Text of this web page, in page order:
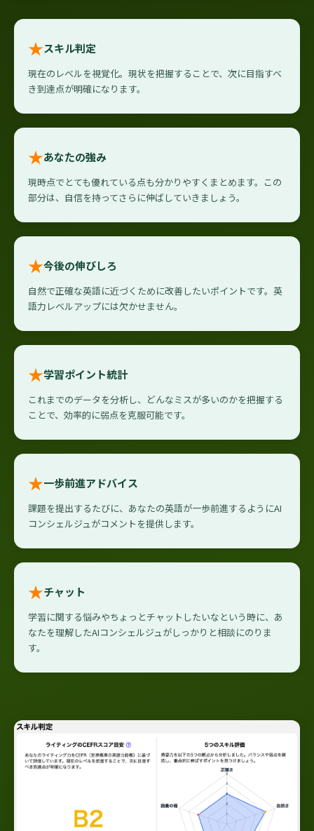
★スキル判定
現在のレベルを視覚化。現状を把握することで、次に目指すべ
き到達点が明確になります。
★あなたの強み
現時点でとても優れている点も分かりやすくまとめます。この
部分は、自信を持ってさらに伸ばしていきましょう。
★今後の伸びしろ
自然で正確な英語に近づくために改善したいポイントです。英
語力レベルアップには欠かせません。
★学習ポイント統計
これまでのデータを分析し、どんなミスが多いのかを把握する
ことで、効率的に弱点を克服可能です。
★一歩前進アドバイス
課題を提出するたびに、あなたの英語が一歩前進するようにAI
コンシェルジュがコメントを提供します。
★チャット
学習に関する悩みやちょっとチャットしたいなという時に、あ
なたを理解したAIコンシェルジュがしっかりと相談にのりま
す。